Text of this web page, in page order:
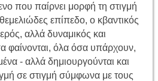
που παίρνει μορφή τη στιγμή
επίπεδο, ο κβαντικός
αλλά δυναμικός και
φαίνονται, όλα όσα υπάρχουν,
- αλλά δημιουργούνται και
σε στιγμή σύμφωνα με τους